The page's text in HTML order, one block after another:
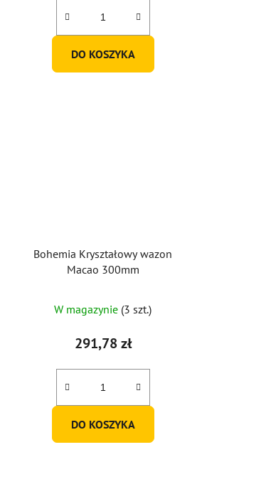
DO KOSZYKA
Bohemia Kryształowy wazon
Macao 300mm
W magazynie (3 szt.)
291,78 zł
DO KOSZYKA